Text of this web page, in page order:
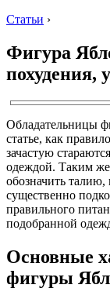
Статьи ›
Фигура
похудения,
Обладательницы
статье, как
зачастую
одеждой. Таким
обозначить
существенно
правильного
подобранной
Основные
фигуры